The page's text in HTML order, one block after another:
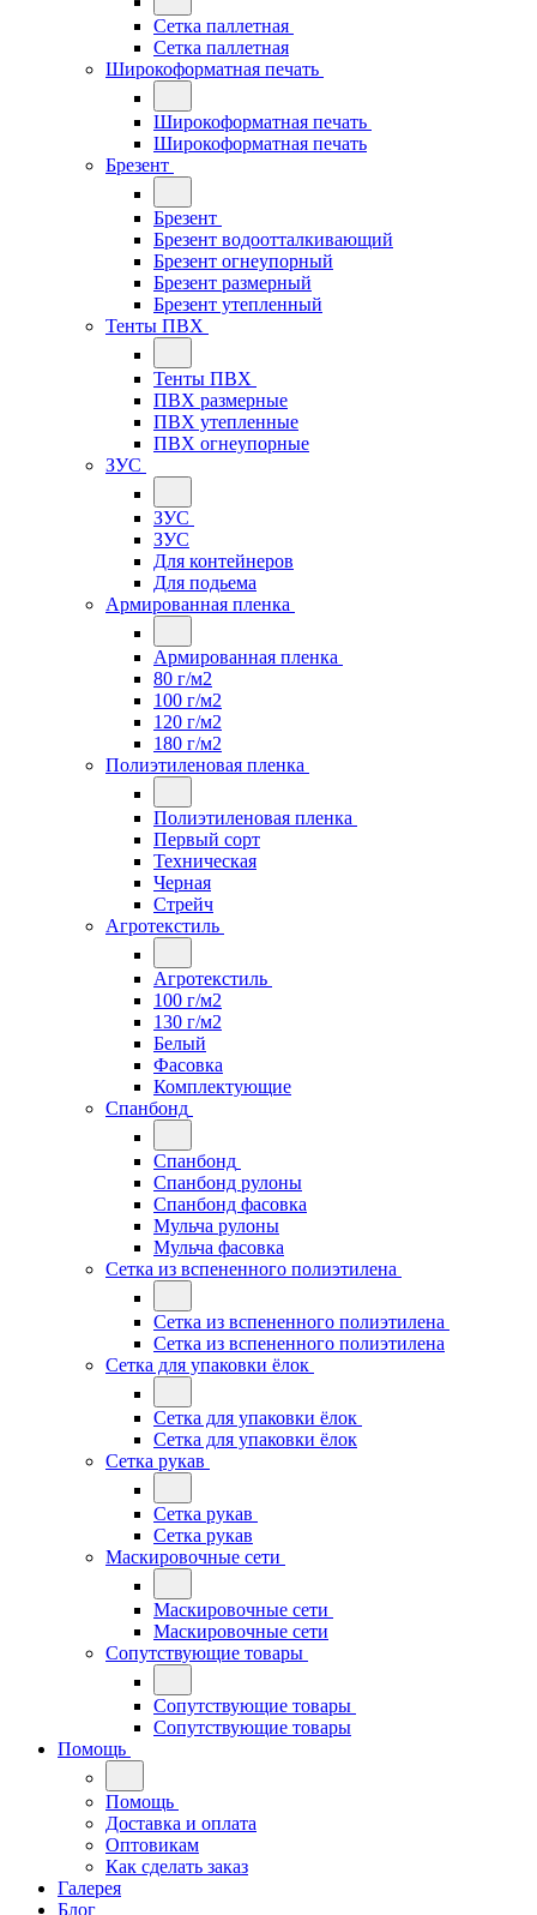
Сетка паллетная
Сетка паллетная
Широкоформатная печать
Широкоформатная печать
Широкоформатная печать
Брезент
Брезент
Брезент водоотталкивающий
Брезент огнеупорный
Брезент размерный
Брезент утепленный
Тенты ПВХ
Тенты ПВХ
ПВХ размерные
ПВХ утепленные
ПВХ огнеупорные
ЗУС
ЗУС
ЗУС
Для контейнеров
Для подьема
Армированная пленка
Армированная пленка
80 г/м2
100 г/м2
120 г/м2
180 г/м2
Полиэтиленовая пленка
Полиэтиленовая пленка
Первый сорт
Техническая
Черная
Стрейч
Агротекстиль
Агротекстиль
100 г/м2
130 г/м2
Белый
Фасовка
Комплектующие
Спанбонд
Спанбонд
Спанбонд рулоны
Спанбонд фасовка
Мульча рулоны
Мульча фасовка
Сетка из вспененного полиэтилена
Сетка из вспененного полиэтилена
Сетка из вспененного полиэтилена
Сетка для упаковки ёлок
Сетка для упаковки ёлок
Сетка для упаковки ёлок
Сетка рукав
Сетка рукав
Сетка рукав
Маскировочные сети
Маскировочные сети
Маскировочные сети
Сопутствующие товары
Сопутствующие товары
Сопутствующие товары
Помощь
Помощь
Доставка и оплата
Оптовикам
Как сделать заказ
Галерея
Блог